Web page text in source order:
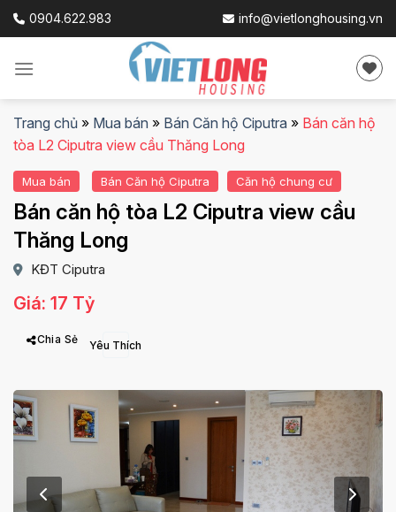
Skip
0904.622.983 info@vietlonghousing.vn
Trang chủ » Mua bán » Bán Căn hộ Ciputra » Bán căn hộ
tòa L2 Ciputra view cầu Thăng Long
Mua bán Bán Căn hộ Ciputra Căn hộ chung cư
Bán căn hộ tòa L2 Ciputra view cầu
Thăng Long
KĐT Ciputra
Giá: 17 Tỷ
Chia Sẻ